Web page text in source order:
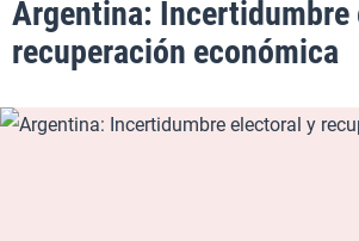
Argentina: Incertidumbre
recuperación económica